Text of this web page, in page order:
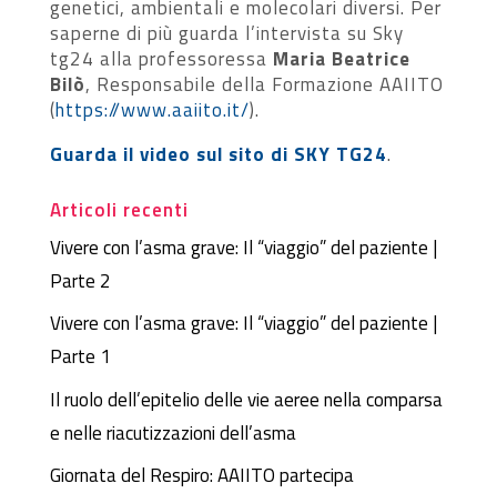
genetici, ambientali e molecolari diversi. Per
saperne di più guarda l’intervista su Sky
tg24 alla professoressa Maria Beatrice
Bilò, Responsabile della Formazione AAIITO
(https://www.aaiito.it/).
Guarda il video sul sito di SKY TG24.
Articoli recenti
Vivere con l’asma grave: Il “viaggio” del paziente |
Parte 2
Vivere con l’asma grave: Il “viaggio” del paziente |
Parte 1
Il ruolo dell’epitelio delle vie aeree nella comparsa
e nelle riacutizzazioni dell’asma
Giornata del Respiro: AAIITO partecipa